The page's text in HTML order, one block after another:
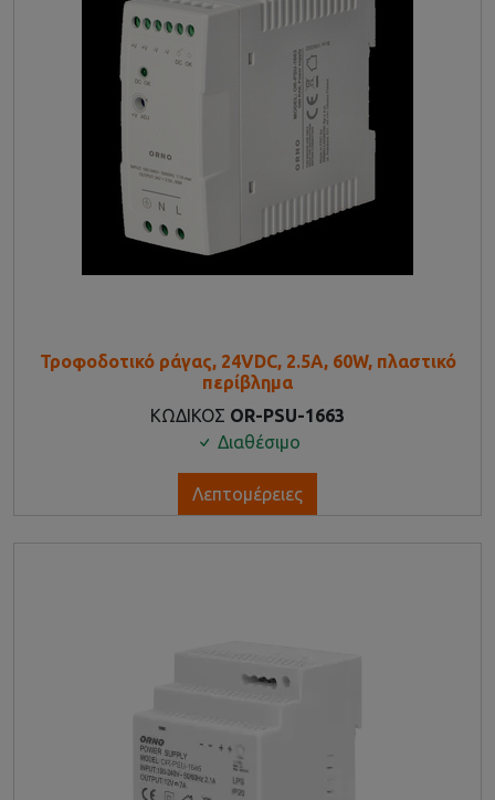
Τροφοδοτικό ράγας, 24VDC, 2.5A, 60W, πλαστικό
περίβλημα
ΚΩΔΙΚΟΣ OR-PSU-1663
Διαθέσιμο
Λεπτομέρειες